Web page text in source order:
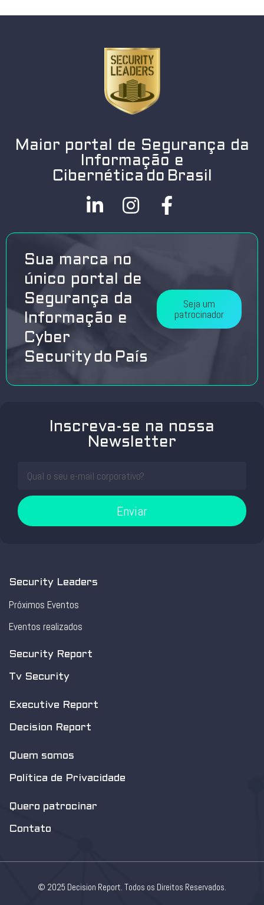
Maior portal de Segurança da
Informação e
Cibernética do Brasil
Sua marca no
único portal de
Segurança da
Informação e
Cyber
Security do País
Seja um
patrocinador
Inscreva-se na nossa
Newsletter
Enviar
Security Leaders
Próximos Eventos
Eventos realizados
Security Report
Tv Security
Executive Report
Decision Report
Quem somos
Política de Privacidade
Quero patrocinar
Contato
© 2025 Decision Report. Todos os Direitos Reservados.